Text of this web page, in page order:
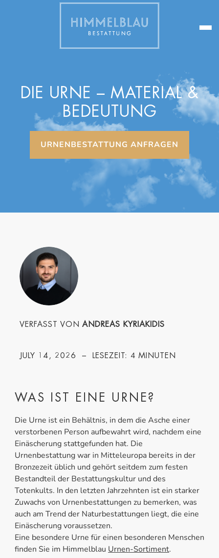
DIE URNE – MATERIAL &
BEDEUTUNG
URNENBESTATTUNG ANFRAGEN
VERFASST VON ANDREAS KYRIAKIDIS
JULY 14, 2026 – LESEZEIT: 4 MINUTEN
WAS IST EINE URNE?
Die Urne ist ein Behältnis, in dem die Asche einer
verstorbenen Person aufbewahrt wird, nachdem eine
Einäscherung stattgefunden hat. Die
Urnenbestattung war in Mitteleuropa bereits in der
Bronzezeit üblich und gehört seitdem zum festen
Bestandteil der Bestattungskultur und des
Totenkults. In den letzten Jahrzehnten ist ein starker
Zuwachs von Urnenbestattungen zu bemerken, was
auch am Trend der Naturbestattungen liegt, die eine
Einäscherung voraussetzen.
Eine besondere Urne für einen besonderen Menschen
finden Sie im Himmelblau Urnen-Sortiment.